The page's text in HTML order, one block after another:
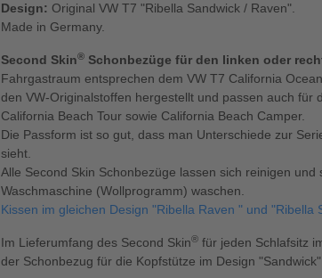
Design: Original VW T7 "Ribella Sandwick / Raven".
Made in Germany.
Second Skin® Schonbezüge für den linken oder
Fahrgastraum entsprechen dem VW T7 California
den VW-Originalstoffen hergestellt und passen auch für
California Beach Tour sowie California Beach Camper.
Die Passform ist so gut, dass man Unterschiede zur
sieht.
Alle Second Skin Schonbezüge lassen sich reinigen und
Waschmaschine (Wollprogramm) waschen.
Kissen im gleichen Design "Ribella Raven " und "Ribella
Im Lieferumfang des Second Skin® für jeden Schlafsitz
der Schonbezug für die Kopfstütze im Design